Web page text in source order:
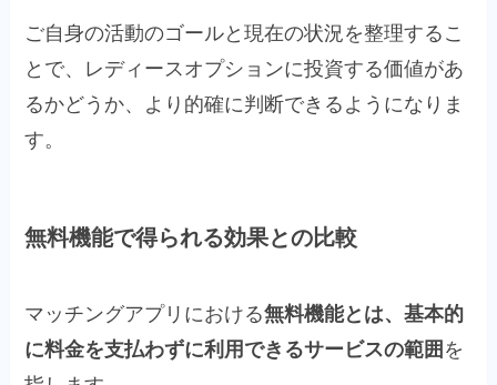
ご自身の活動のゴールと現在の状況を整理するこ
とで、レディースオプションに投資する価値があ
るかどうか、より的確に判断できるようになりま
す。
無料機能で得られる効果との比較
マッチングアプリにおける無料機能とは、基本的
に料金を支払わずに利用できるサービスの範囲 を